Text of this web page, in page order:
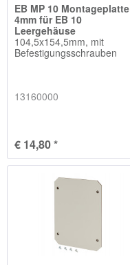
EB MP 10 Montageplatte
4mm für EB 10
Leergehäuse
104,5x154,5mm, mit
Befestigungsschrauben
13160000
€ 14,80 *